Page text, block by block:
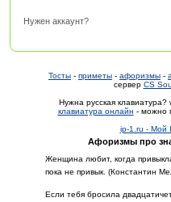
Нужен аккаунт?
Тосты - приметы - афоризмы -
сервер CS
Нужна русская клавиатура?
клавиатура онлайн - можно
ip-1.ru - Мой
Афоризмы про
Женщина любит, когда
пока не привык. (Константин
Если тебя бросила